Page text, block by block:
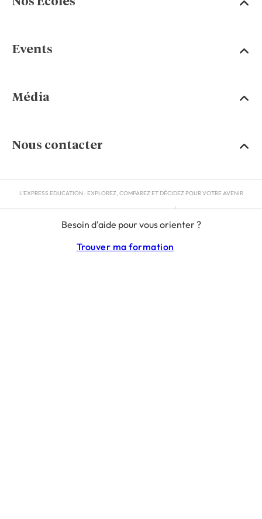
Besoin d'aide pour vous orienter ?
Trouver ma formation
Events
Média
Nous contacter
L'EXPRESS EDUCATION : EXPLOREZ, COMPAREZ ET DÉCIDEZ POUR VOTRE AVENIR
RGPD